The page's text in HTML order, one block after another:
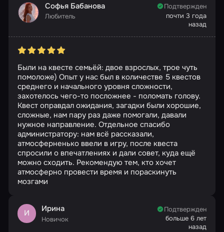
Софья Бабанова
Любитель
Подтвержден
почти 3 года
назад
Были на квесте семьёй: двое взрослых, трое чуть
помоложе) Опыт у нас был в количестве 5 квестов
среднего и начального уровня сложности,
захотелось чего-то посложнее - поломать голову.
Квест оправдал ожидания, загадки были хорошие,
сложные, нам пару раз даже помогали, давали
нужное направление. Отдельное спасибо
администратору: нам всё рассказали,
атмосферненько ввели в игру, после квеста
спросили о впечатлениях и дали совет, куда ещё
можно сходить. Рекомендую тем, кто хочет
атмосферно провести время и пораскинуть
мозгами
И Ирина
Новичок
Подтвержден
больше 6 лет
назад